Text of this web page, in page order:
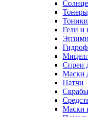
Тоники
Гели и
Спреи
Маски
Патчи
Маски